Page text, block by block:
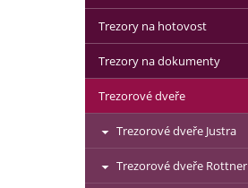
Trezory na hotovost
Trezory na dokumenty
Trezorové dveře
Trezorové dveře Justra
Trezorové dveře Rottner